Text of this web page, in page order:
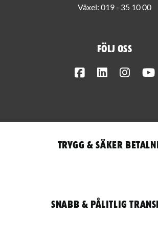
Växel: 019 - 35 10 00
Följ oss
FacebookLinkedIn
Trygg & säker
Snabb & pålitlig